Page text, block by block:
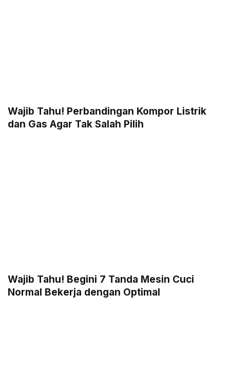
Wajib Tahu! Perbandingan Kompor Listrik
dan Gas Agar Tak Salah Pilih
Wajib Tahu! Begini 7 Tanda Mesin Cuci
Normal Bekerja dengan Optimal